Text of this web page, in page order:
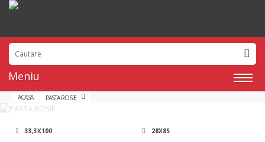
Meniu
ACASA PASTA ROSIE
33,3X100 28X85